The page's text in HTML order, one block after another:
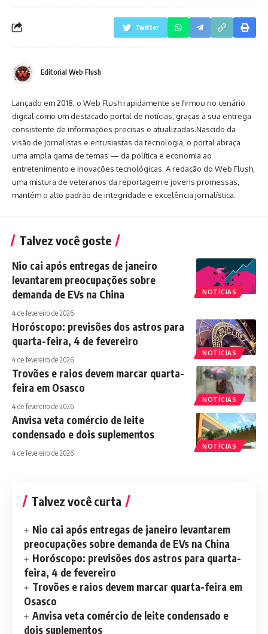
Twitter
Editorial Web Flush
Lançado em 2018, o Web Flush rapidamente se firmou no cenário
digital como um destacado portal de notícias, graças à sua entrega
consistente de informações precisas e atualizadas.Nascido da
visão de jornalistas e entusiastas da tecnologia, o portal abraça
uma ampla gama de temas — da política e economia ao
entretenimento e inovações tecnológicas. A redação do Web Flush,
uma mistura de veteranos da reportagem e jovens promessas,
mantém o alto padrão de integridade e excelência jornalística.
Talvez você goste
NOTÍCIAS
Nio cai após entregas de janeiro
levantarem preocupações sobre
demanda de EVs na China
4 de fevereiro de 2026
NOTÍCIAS
Horóscopo: previsões dos astros para
quarta-feira, 4 de fevereiro
4 de fevereiro de 2026
NOTÍCIAS
Trovões e raios devem marcar quarta-
feira em Osasco
4 de fevereiro de 2026
NOTÍCIAS
Anvisa veta comércio de leite
condensado e dois suplementos
4 de fevereiro de 2026
Talvez você curta
Nio cai após entregas de janeiro levantarem
preocupações sobre demanda de EVs na China
Horóscopo: previsões dos astros para quarta-
feira, 4 de fevereiro
Trovões e raios devem marcar quarta-feira em
Osasco
Anvisa veta comércio de leite condensado e
dois suplementos